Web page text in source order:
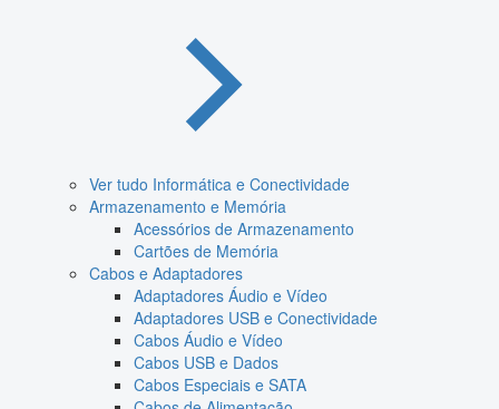
Ver tudo Informática e Conectividade
Armazenamento e Memória
Acessórios de Armazenamento
Cartões de Memória
Cabos e Adaptadores
Adaptadores Áudio e Vídeo
Adaptadores USB e Conectividade
Cabos Áudio e Vídeo
Cabos USB e Dados
Cabos Especiais e SATA